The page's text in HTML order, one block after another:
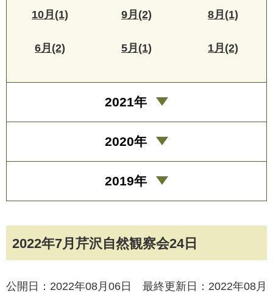
2022年7月芹沢自然観察会24日
公開日：2022年08月06日 最終更新日：2022年08月
10月(1) 9月(2) 8月(1)
6月(2) 5月(1) 1月(2)
2021年
2020年
2019年